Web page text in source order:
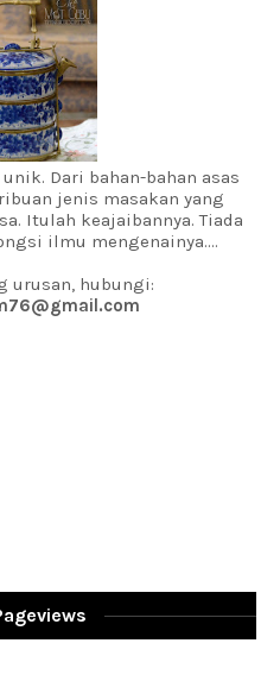
Dari bahan-bahan asas
jenis masakan yang
Itulah keajaibannya. Tiada
ilmu mengenainya....
urusan, hubungi: